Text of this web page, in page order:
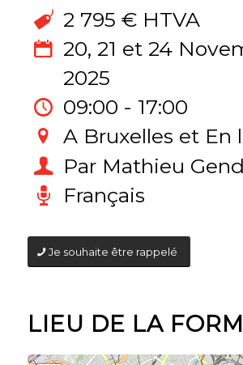
2 795 € HTVA
20, 21 et 24
2025
09:00 - 17:00
A Bruxelles et En
Par Mathieu
Français
Je souhaite être rappelé
LIEU DE LA